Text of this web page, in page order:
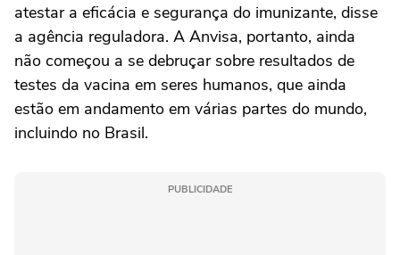
atestar a eficácia e segurança do imunizante, disse
a agência reguladora. A Anvisa, portanto, ainda
não começou a se debruçar sobre resultados de
testes da vacina em seres humanos, que ainda
estão em andamento em várias partes do mundo,
incluindo no Brasil.
PUBLICIDADE